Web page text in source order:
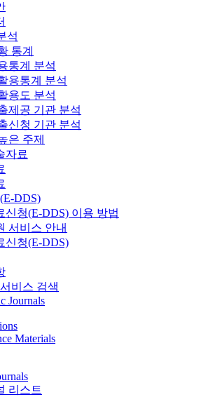
석
통계
통계 분석
용통계 분석
용도 분석
제공 기관 분석
신청 기관 분석
은 주제
자료
DDS)
신청(E-DDS) 이용 방법
서비스 안내
신청(E-DDS)
비스 검색
Journals
Materials
리스트